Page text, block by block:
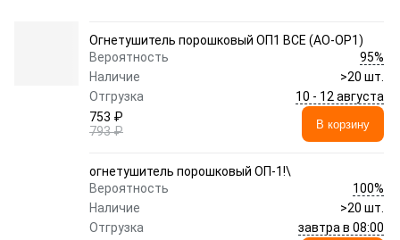
Огнетушитель порошковый ОП1 BCE (AO-OP1)
Вероятность
95%
Наличие
>20 шт.
Отгрузка
10 - 12 августа
753 ₽
793 ₽
В корзину
огнетушитель порошковый ОП-1!\
Вероятность
100%
Наличие
>20 шт.
Отгрузка
завтра в 08:00